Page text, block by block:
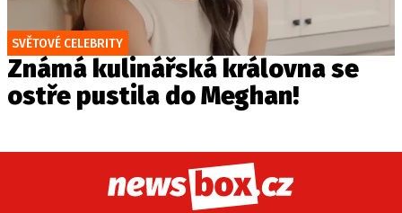
SVĚTOVÉ CELEBRITY
Známá kulinářská královna se
ostře pustila do Meghan!